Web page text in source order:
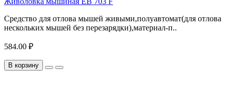
Средство для отлова мышей живыми,полуавтомат(для отлова
нескольких мышей без перезарядки),материал-п..
584.00 ₽
В корзину